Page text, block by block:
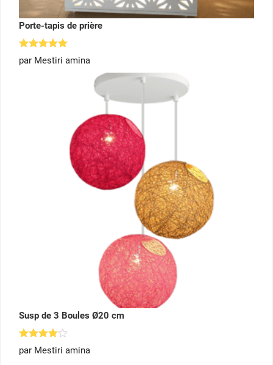
Porte-tapis de prière
Note
sur 5
par Mestiri amina
Susp de 3 Boules Ø20 cm
Note
sur 5
par Mestiri amina